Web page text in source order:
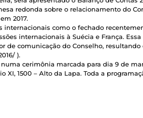
redonda sobre o relacionamento do
2017.
internacionais como o fechado
internacionais à Suécia e França.
de comunicação do Conselho,
).
cerimônia marcada para dia 9 de
XI, 1500 – Alto da Lapa. Toda a